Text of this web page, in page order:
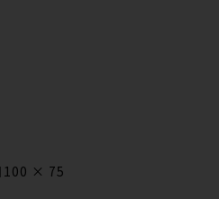
Full
100 × 75